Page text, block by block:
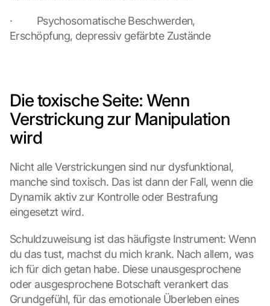
·         Psychosomatische Beschwerden,
Erschöpfung, depressiv gefärbte Zustände
Die toxische Seite: Wenn
Verstrickung zur Manipulation
wird
Nicht alle Verstrickungen sind nur dysfunktional,
manche sind toxisch. Das ist dann der Fall, wenn die
Dynamik aktiv zur Kontrolle oder Bestrafung
eingesetzt wird.
Schuldzuweisung ist das häufigste Instrument: Wenn
du das tust, machst du mich krank. Nach allem, was
ich für dich getan habe. Diese unausgesprochene
oder ausgesprochene Botschaft verankert das
Grundgefühl, für das emotionale Überleben eines